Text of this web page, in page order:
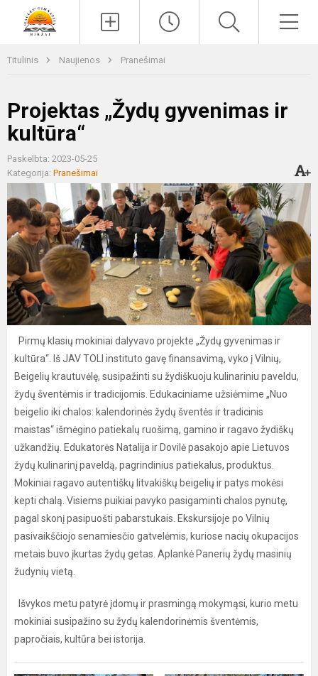
Titulinis Naujienos Pranešimai
Projektas „Žydų gyvenimas ir
kultūra“
Paskelbta: 2023-05-25
Kategorija: Pranešimai
Pirmų klasių mokiniai dalyvavo projekte „Žydų gyvenimas ir
kultūra“. Iš JAV TOLI instituto gavę finansavimą, vyko į Vilnių,
Beigelių krautuvėlę, susipažinti su žydiškuoju kulinariniu paveldu,
žydų šventėmis ir tradicijomis. Edukaciniame užsiėmime „Nuo
beigelio iki chalos: kalendorinės žydų šventės ir tradicinis
maistas“ išmėgino patiekalų ruošimą, gamino ir ragavo žydiškų
užkandžių. Edukatorės Natalija ir Dovilė pasakojo apie Lietuvos
žydų kulinarinį paveldą, pagrindinius patiekalus, produktus.
Mokiniai ragavo autentiškų litvakiškų beigelių ir patys mokėsi
kepti chalą. Visiems puikiai pavyko pasigaminti chalos pynutę,
pagal skonį pasipuošti pabarstukais. Ekskursijoje po Vilnių
pasivaikščiojo senamiesčio gatvelėmis, kuriose nacių okupacijos
metais buvo įkurtas žydų getas. Aplankė Panerių žydų masinių
žudynių vietą.
Išvykos metu patyrė įdomų ir prasmingą mokymąsi, kurio metu
mokiniai susipažino su žydų kalendorinėmis šventėmis,
papročiais, kultūra bei istorija.